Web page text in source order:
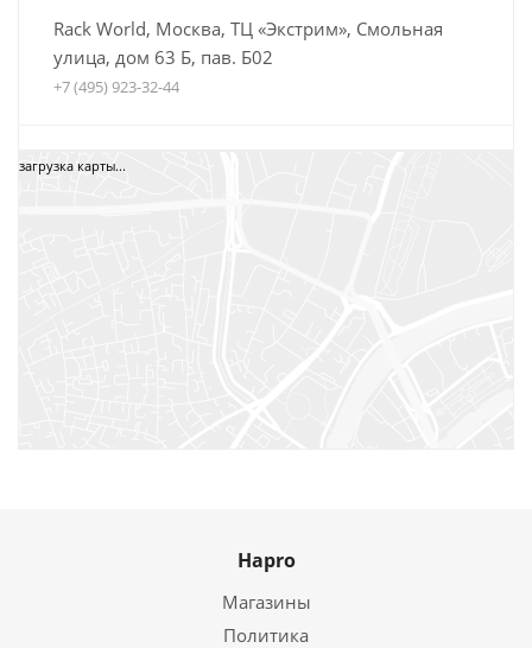
Rack World, Москва, ТЦ «Экстрим», Смольная
улица, дом 63 Б, пав. Б02
+7 (495) 923-32-44
Автобагажники Boxteam.ru, ТЦ СпортЕХ, Москва,
загрузка карты...
Hapro
Магазины
Политика